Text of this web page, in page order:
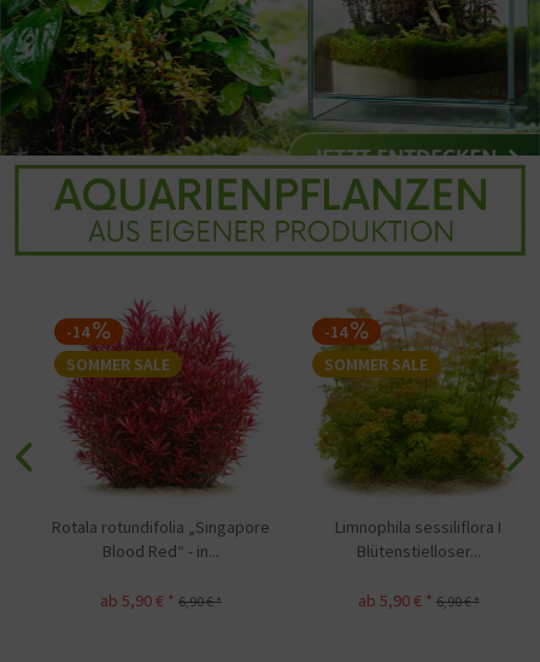
-14
SOMMER SALE
Rotala rotundifolia „Singapore
Blood Red“ - in...
ab 5,90 € * 6,90 € *
-14
SOMMER SALE
Limnophila sessiliflora I
Blütenstielloser...
ab 5,90 € * 6,90 € *